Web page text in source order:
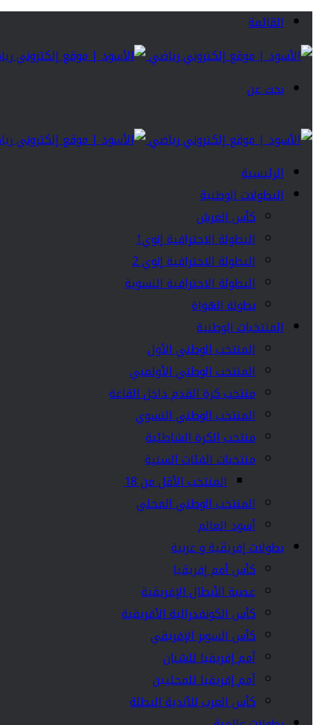
القائمة
بحث عن
الرئيسية
البطولات الوطنية
كأس العرش
البطولة الاحترافية إنوي1
البطولة الاحترافية إنوي 2
البطولة الاحترافية النسوية
بطولة الهواة
المنتخبات الوطنية
المنتخب الوطني الأول
المنتخب الوطني الأولمبي
منتخب كرة القدم داخل القاعة
المنتخب الوطني النسوي
منتخب الكرة الشاطئية
منتخبات الفئات السنية
المنتخب الأقل من 18
المنتخب الوطني المحلي
أسود العالم
بطولات إفريقية و عربية
كأس أمم إفريقيا
عصبة الأبطال الإفريقية
كأس الكونفدرالية الأفريقية
كأس السوبر الإفريقي
أمم إفريقيا للشبان
أمم إفريقيا للمحليين
كأس العرب للأندية البطلة